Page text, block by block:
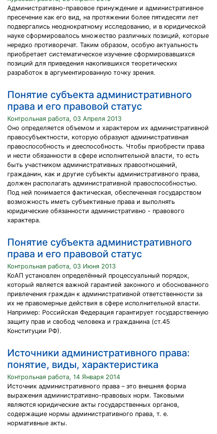
Административно-правовое принуждение и административное
пресечение как его вид, на протяжении более пятидесяти лет
подвергались неоднократному исследованию, и в юридической
науке сформировалось множество различных позиций, которые
нередко противоречат. Таким образом, особую актуальность
приобретает систематическое изучение сформировавшихся
позиций для приведения накопившихся теоретических
разработок в аргументированную точку зрения.
Понятие субъекта административного
права и его правовой статус
Контрольная работа, 03 Апреля 2013
Оно определяется объемом и характером их административной
правосубъектности, которую образуют административная
правоспособность и дееспособность. Чтобы приобрести права
и нести обязанности в сфере исполнительной власти, то есть
быть участником административных правоотношений,
гражданин, как и другие субъекты административного права,
должен располагать административной правоспособностью.
Под ней понимается фактическая, обеспеченная государством
возможность иметь субъективные права и выполнять
юридические обязанности административно - правового
характера.
Понятие субъекта административного
права и его правовой статус
Контрольная работа, 03 Июня 2013
КоАП установлен определённый процессуальный порядок,
который является важной гарантией законного и обоснованного
привлечения граждан к административной ответственности за
их не правомерные действия в сфере исполнительной власти.
Например: Российская Федерация гарантирует государственную
защиту прав и свобод человека и гражданина (ст.45
Конституции РФ).
Источники административного права:
понятие, виды, характеристика
Контрольная работа, 14 Января 2014
Источник административного права – это внешняя форма
выражения административно-правовых норм. Таковыми
являются юридические акты государственных органов,
содержащие нормы административного права, т. е.
нормативные акты.